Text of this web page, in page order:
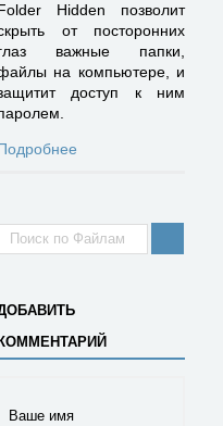
Hidden позволит
от посторонних
важные папки,
на компьютере, и
доступ к ним
Ваше имя